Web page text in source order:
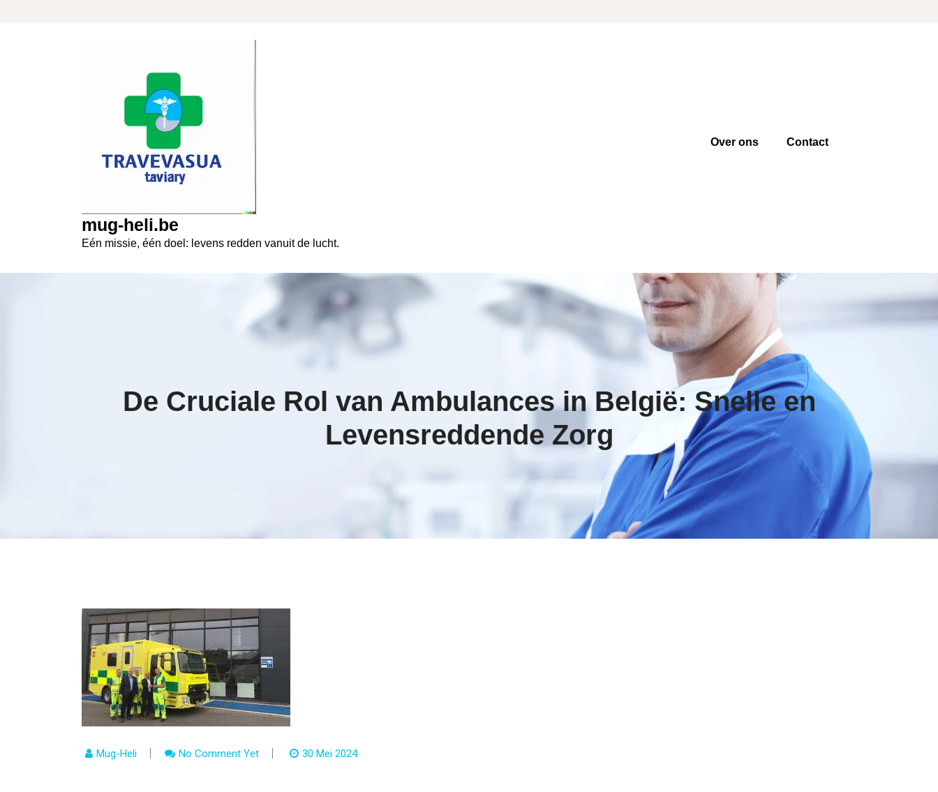
mug-heli.be
Eén missie, één doel: levens redden vanuit de lucht.
Over ons Contact
De Cruciale Rol van Ambulances in België: Snelle en
Levensreddende Zorg
Mug-Heli No Comment Yet 30 Mei 2024